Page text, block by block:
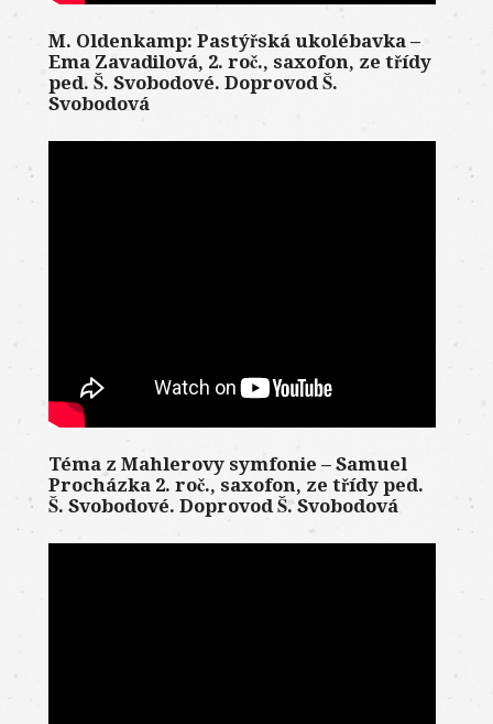
M. Oldenkamp: Pastýřská ukolébavka –
Ema Zavadilová, 2. roč., saxofon, ze třídy
ped. Š. Svobodové. Doprovod Š.
Svobodová
Téma z Mahlerovy symfonie – Samuel
Procházka 2. roč., saxofon, ze třídy ped.
Š. Svobodové. Doprovod Š. Svobodová